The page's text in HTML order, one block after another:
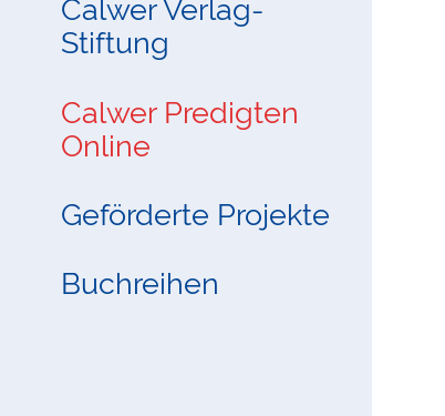
Calwer Verlag-
Stiftung
Calwer Predigten
Online
Geförderte Projekte
Buchreihen